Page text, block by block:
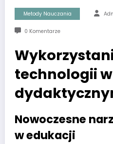
Metody Nauczania
0 Komentarze
technologii
Nowoczesne
w edukacji